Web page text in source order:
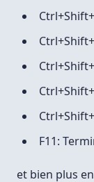
F11:
et bien plus